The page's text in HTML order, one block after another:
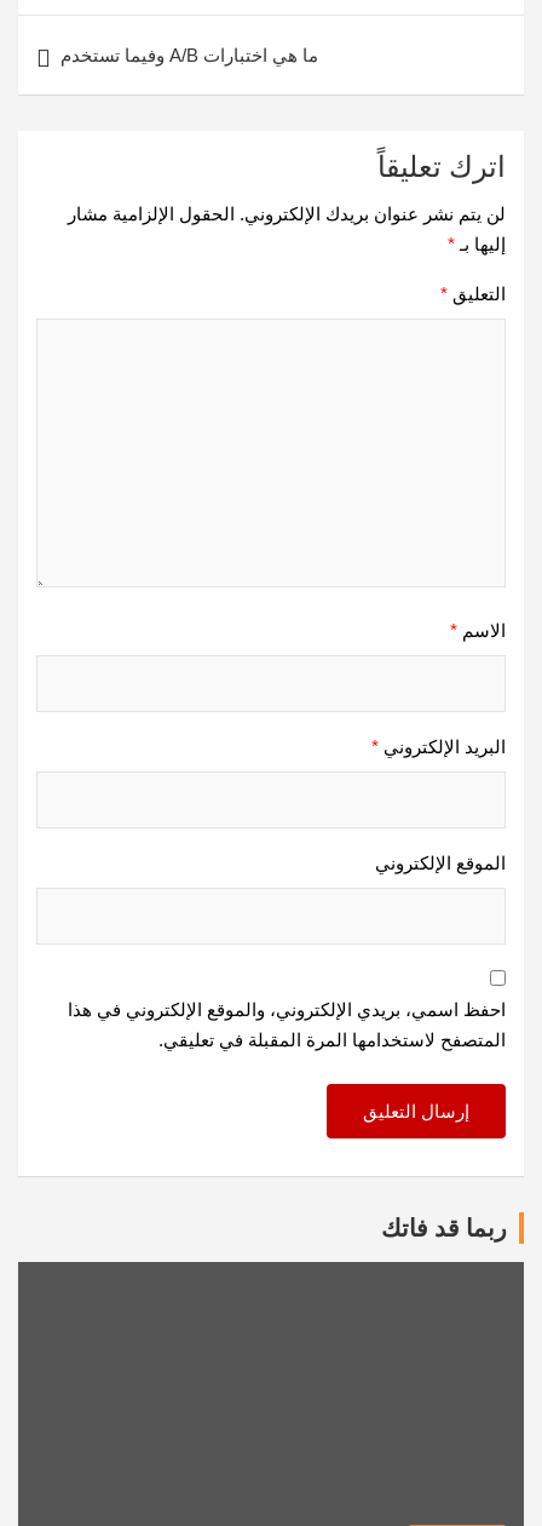
ما هي اختبارات A/B وفيما تستخدم
اترك تعليقاً
لن يتم نشر عنوان بريدك الإلكتروني. الحقول الإلزامية مشار
إليها بـ *
التعليق *
الاسم *
البريد الإلكتروني *
الموقع الإلكتروني
احفظ اسمي، بريدي الإلكتروني، والموقع الإلكتروني في هذا
المتصفح لاستخدامها المرة المقبلة في تعليقي.
ربما قد فاتك